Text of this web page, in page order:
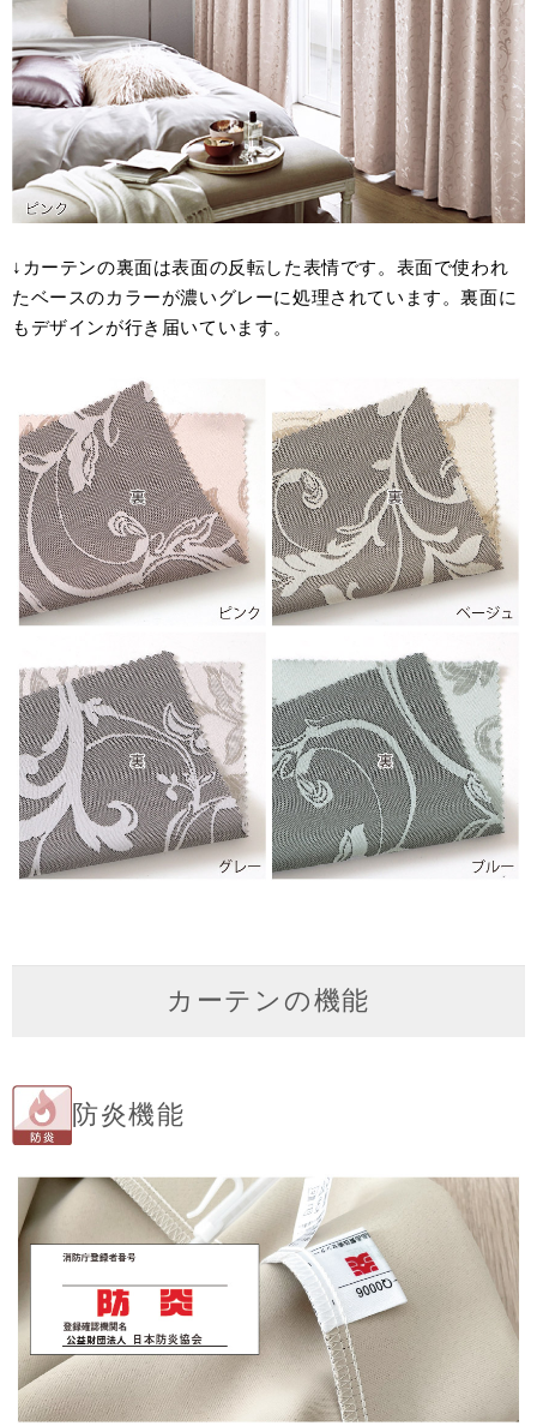
↓カーテンの裏面は表面の反転した表情です。表面で使われ
たベースのカラーが濃いグレーに処理されています。裏面に
もデザインが行き届いています。
カーテンの機能
防炎機能